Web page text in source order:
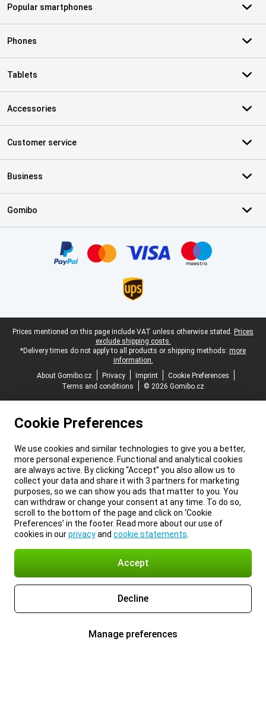
Popular smartphones
Phones
Tablets
Accessories
Customer service
Business
Gomibo
Legal footer
Prices mentioned on this page include VAT unless otherwise stated. Prices
exclude shipping costs.
*Delivery times do not apply to all products or shipping methods: more
information.
About Gomibo.cz
Privacy Imprint
Cookie Preferences
Terms and conditions
© 2026 Gomibo.cz
Cookie Preferences
We use cookies and similar technologies to give you a better,
more personal experience. Functional and analytical cookies
are always active. By clicking “Accept” you also allow us to
collect your data and share it with 3 partners for marketing
purposes, so we can show you ads that matter to you. You
can withdraw or change your consent at any time. To do so,
scroll to the bottom of the page and click on ‘Cookie
Preferences’ in the footer. Read more about our use of
cookies in ourprivacyand cookie statements
Accept
Decline
Manage preferences